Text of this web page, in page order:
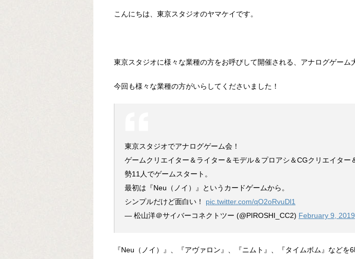
こんにちは、東京スタジオのヤマケイです。
東京スタジオに様々な業種の方をお呼びして開催される、アナログゲーム
今回も様々な業種の方がいらしてくださいました！
東京スタジオでアナログゲーム会！
ゲームクリエイター＆ライター＆モデル＆プロアシ＆CGクリエイター
勢11人でゲームスタート。
最初は『Neu（ノイ）』というカードゲームから。
シンプルだけど面白い！ pic.twitter.com/qO2oRvuDl1
— 松山洋＠サイバーコネクトツー (@PIROSHI_CC2) February 9, 2019
『Neu（ノイ）』、『アヴァロン』、『ニムト』、『タイムボム』などを